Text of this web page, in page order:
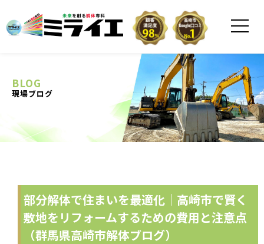
BLOG
現場ブログ
部分解体で住まいを最適化｜高崎市で賢く
敷地をリフォームするための費用と注意点
（群馬県高崎市解体ブログ）